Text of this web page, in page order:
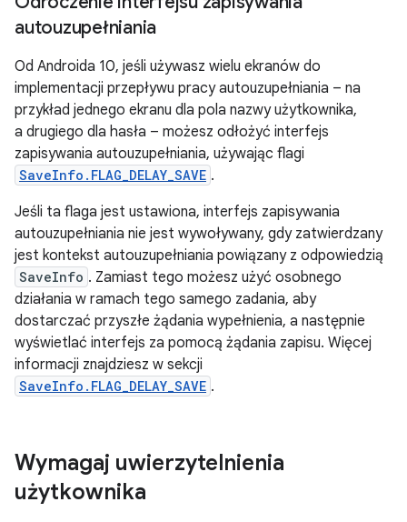
autouzupełniania
Od Androida 10, jeśli używasz wielu ekranów do
implementacji przepływu pracy autouzupełniania – na
przykład jednego ekranu dla pola nazwy użytkownika,
a drugiego dla hasła – możesz odłożyć interfejs
zapisywania autouzupełniania, używając flagi
SaveInfo.FLAG_DELAY_SAVE .
Jeśli ta flaga jest ustawiona, interfejs zapisywania
autouzupełniania nie jest wywoływany, gdy zatwierdzany
jest kontekst autouzupełniania powiązany z odpowiedzią
SaveInfo . Zamiast tego możesz użyć osobnego
działania w ramach tego samego zadania, aby
dostarczać przyszłe żądania wypełnienia, a następnie
wyświetlać interfejs za pomocą żądania zapisu. Więcej
informacji znajdziesz w sekcji
SaveInfo.FLAG_DELAY_SAVE .
Wymagaj uwierzytelnienia
użytkownika